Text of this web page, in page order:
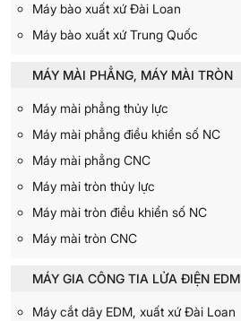
Máy bào xuất xứ Đài Loan
Máy bào xuất xứ Trung Quốc
MÁY MÀI PHẲNG, MÁY MÀI TRÒN
Máy mài phẳng thủy lực
Máy mài phẳng điều khiển số NC
Máy mài phẳng CNC
Máy mài tròn thủy lực
Máy mài tròn điều khiển số NC
Máy mài tròn CNC
MÁY GIA CÔNG TIA LỬA ĐIỆN EDM
Máy cắt dây EDM, xuất xứ Đài Loan